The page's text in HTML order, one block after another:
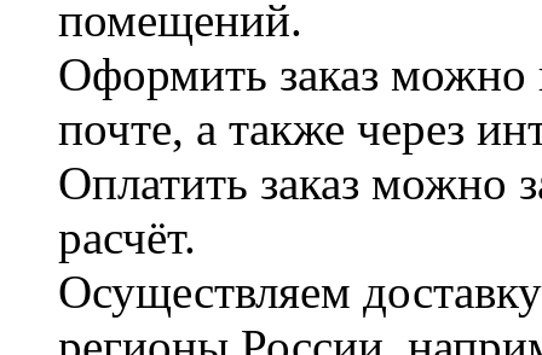
помещений.
Оформить заказ можно
почте, а также через
Оплатить заказ можно
расчёт.
Осуществляем